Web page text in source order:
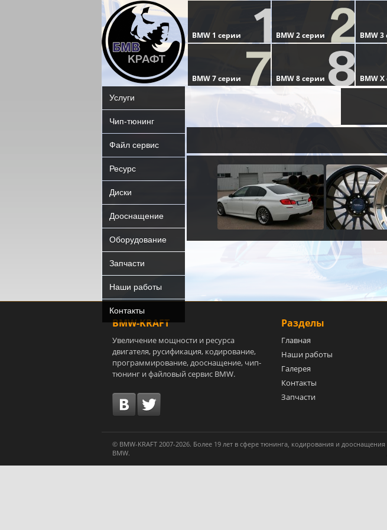
Услуги
Чип-тюнинг
Файл сервис
Ресурс
Диски
Дооснащение
Оборудование
Запчасти
Наши работы
Контакты
BMW-KRAFT
Увеличение мощности и ресурса
двигателя, русификация, кодирование,
программирование, дооснащение, чип-
тюнинг и файловый сервис BMW.
Разделы
Главная
Наши работы
Галерея
Контакты
Запчасти
© BMW-KRAFT 2007-2026. Более 19 лет в сфере тюнинга, кодирования и дооснащения
BMW.